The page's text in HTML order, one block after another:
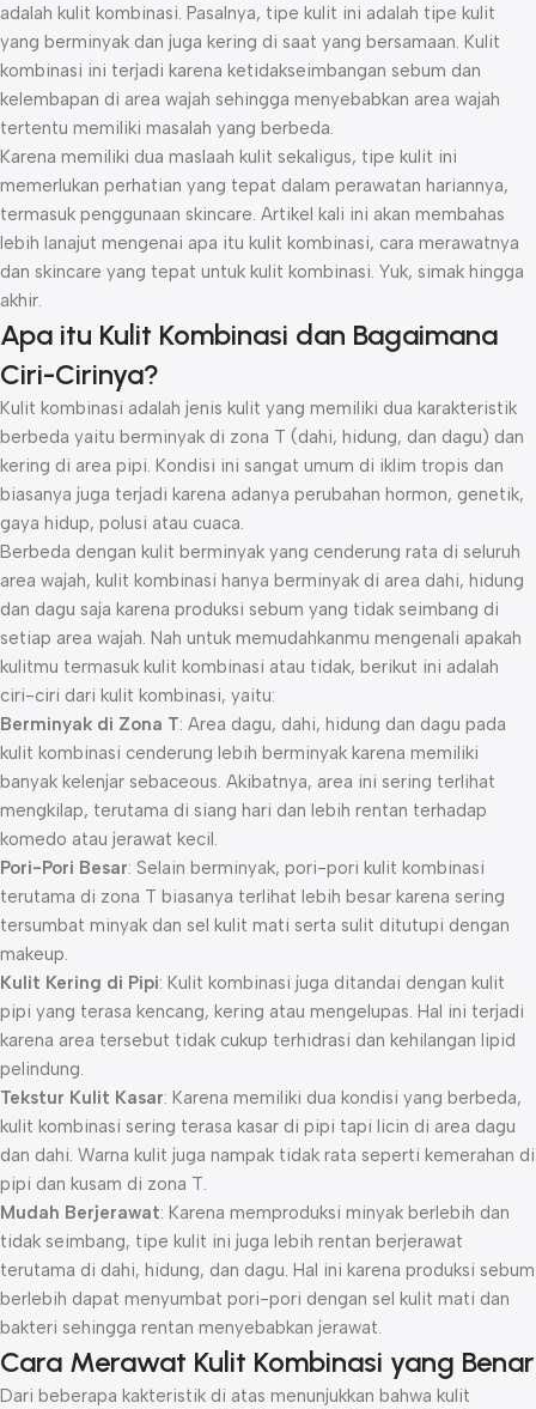
adalah kulit kombinasi. Pasalnya, tipe kulit ini adalah tipe kulit
yang berminyak dan juga kering di saat yang bersamaan. Kulit
kombinasi ini terjadi karena ketidakseimbangan sebum dan
kelembapan di area wajah sehingga menyebabkan area wajah
tertentu memiliki masalah yang berbeda.
Karena memiliki dua maslaah kulit sekaligus, tipe kulit ini
memerlukan perhatian yang tepat dalam perawatan hariannya,
termasuk penggunaan skincare. Artikel kali ini akan membahas
lebih lanajut mengenai apa itu kulit kombinasi, cara merawatnya
dan skincare yang tepat untuk kulit kombinasi. Yuk, simak hingga
akhir.
Apa itu Kulit Kombinasi dan Bagaimana
Ciri-Cirinya?
Kulit kombinasi adalah jenis kulit yang memiliki dua karakteristik
berbeda yaitu berminyak di zona T (dahi, hidung, dan dagu) dan
kering di area pipi. Kondisi ini sangat umum di iklim tropis dan
biasanya juga terjadi karena adanya perubahan hormon, genetik,
gaya hidup, polusi atau cuaca.
Berbeda dengan kulit berminyak yang cenderung rata di seluruh
area wajah, kulit kombinasi hanya berminyak di area dahi, hidung
dan dagu saja karena produksi sebum yang tidak seimbang di
setiap area wajah. Nah untuk memudahkanmu mengenali apakah
kulitmu termasuk kulit kombinasi atau tidak, berikut ini adalah
ciri-ciri dari kulit kombinasi, yaitu:
Berminyak di Zona T: Area dagu, dahi, hidung dan dagu pada
kulit kombinasi cenderung lebih berminyak karena memiliki
banyak kelenjar sebaceous. Akibatnya, area ini sering terlihat
mengkilap, terutama di siang hari dan lebih rentan terhadap
komedo atau jerawat kecil.
Pori-Pori Besar: Selain berminyak, pori-pori kulit kombinasi
terutama di zona T biasanya terlihat lebih besar karena sering
tersumbat minyak dan sel kulit mati serta sulit ditutupi dengan
makeup.
Kulit Kering di Pipi: Kulit kombinasi juga ditandai dengan kulit
pipi yang terasa kencang, kering atau mengelupas. Hal ini terjadi
karena area tersebut tidak cukup terhidrasi dan kehilangan lipid
pelindung.
Tekstur Kulit Kasar: Karena memiliki dua kondisi yang berbeda,
kulit kombinasi sering terasa kasar di pipi tapi licin di area dagu
dan dahi. Warna kulit juga nampak tidak rata seperti kemerahan di
pipi dan kusam di zona T.
Mudah Berjerawat: Karena memproduksi minyak berlebih dan
tidak seimbang, tipe kulit ini juga lebih rentan berjerawat
terutama di dahi, hidung, dan dagu. Hal ini karena produksi sebum
berlebih dapat menyumbat pori-pori dengan sel kulit mati dan
bakteri sehingga rentan menyebabkan jerawat.
Cara Merawat Kulit Kombinasi yang Benar
Dari beberapa kakteristik di atas menunjukkan bahwa kulit